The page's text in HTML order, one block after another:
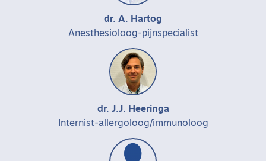
dr. A. Hartog
Anesthesioloog-pijnspecialist
dr. J.J. Heeringa
Internist-allergoloog/immunoloog